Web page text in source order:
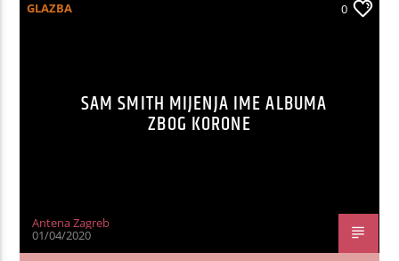
GLAZBA 0
SAM SMITH MIJENJA IME ALBUMA
ZBOG KORONE
Antena Zagreb
01/04/2020